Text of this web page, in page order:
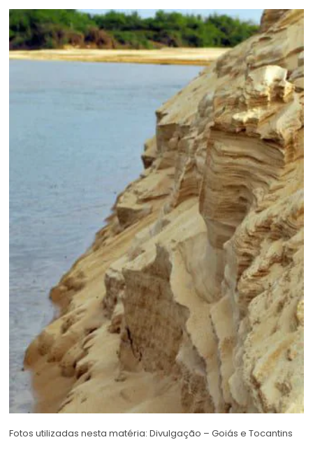
Fotos utilizadas nesta matéria: Divulgação – Goiás e Tocantins